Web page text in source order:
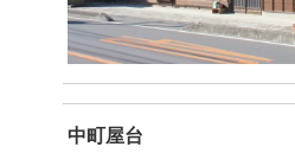
中町屋台